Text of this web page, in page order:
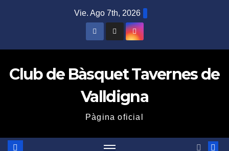
Vie. Ago 7th, 2026
Club de Bàsquet Tavernes de
Valldigna
Pàgina oficial